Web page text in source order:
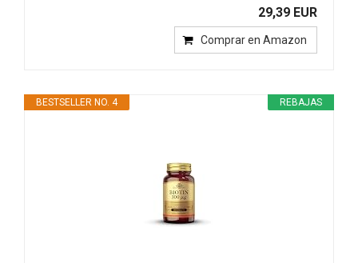
29,39 EUR
Comprar en Amazon
REBAJAS
BESTSELLER NO. 4